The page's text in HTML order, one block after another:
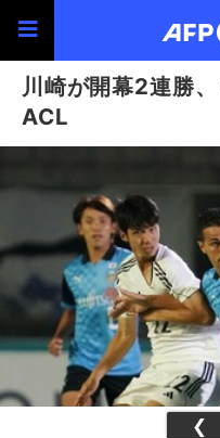
川崎が開幕2連勝
ACL
❮